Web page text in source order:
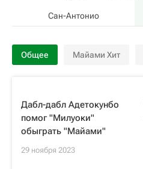
Сан-Антонио
Общее Майами Хит
Дабл-дабл Адетокунбо
помог "Милуоки"
обыграть "Майами"
29 ноября 2023